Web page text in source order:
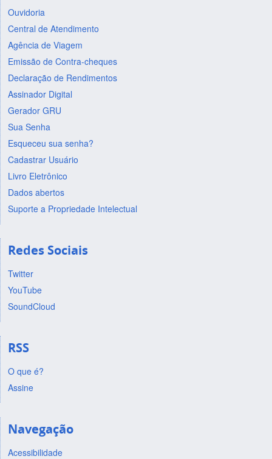
Ouvidoria
Central de Atendimento
Agência de Viagem
Emissão de Contra-cheques
Declaração de Rendimentos
Assinador Digital
Gerador GRU
Sua Senha
Esqueceu sua senha?
Cadastrar Usuário
Livro Eletrônico
Dados abertos
Suporte a Propriedade Intelectual
Redes Sociais
Twitter
YouTube
SoundCloud
RSS
O que é?
Assine
Navegação
Acessibilidade